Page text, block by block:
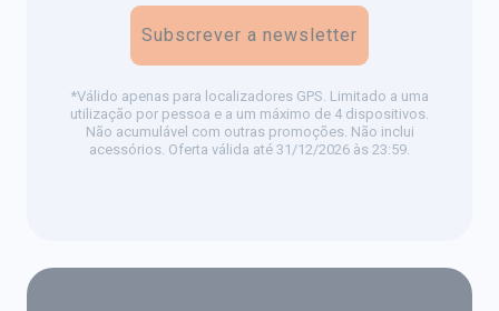
Subscrever a newsletter
*Válido apenas para localizadores GPS. Limitado a uma
utilização por pessoa e a um máximo de 4 dispositivos.
Não acumulável com outras promoções. Não inclui
acessórios. Oferta válida até 31/12/2026 às 23:59.